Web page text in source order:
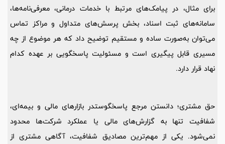
برای مثال، در پیامک‌های مرتبط با خدمات درمانی، معرفی‌نامه‌ها،
سامانه‌های ثبت اسناد، بخش پرسش‌های متداول و مراکز تماس
می‌توان به‌صورت ساده و مستقیم توضیح داد که هر موضوع از چه
مسیری قابل پیگیری است و مسئولیت پاسخگویی بر عهده کدام
نهاد قرار دارد.
حق مشتری؛ دانستن مرجع پاسخگوستدر بازارهای مالی و بیمه‌ای،
شفافیت تنها به گزارش‌های مالی یا عملکرد شرکت‌ها محدود
نمی‌شود. یکی از مهم‌ترین مصادیق شفافیت، آگاهی مشتری از